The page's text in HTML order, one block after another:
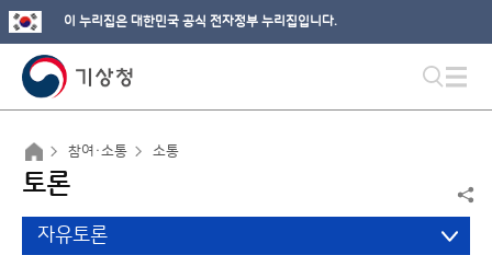
이 누리집은 대한민국 공식 전자정부 누리집입니다.
참여·소통 소통
토론
자유토론